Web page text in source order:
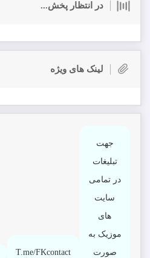
در انتظار پخش...
لینک های ویژه
جهت
تبلیغات
در تمامی
سایت
های
موزیک به
صورت
T.me/FKcontact